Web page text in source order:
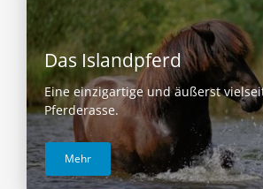
Das Islandpferd
Eine einzigartige und äußerst
Pferderasse.
Mehr